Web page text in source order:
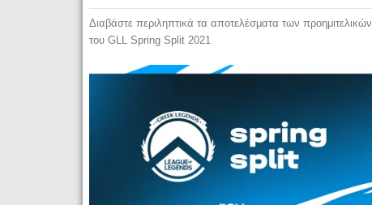
Διαβάστε περιληπτικά τα αποτελέσματα των προημιτελικών
του GLL Spring Split 2021